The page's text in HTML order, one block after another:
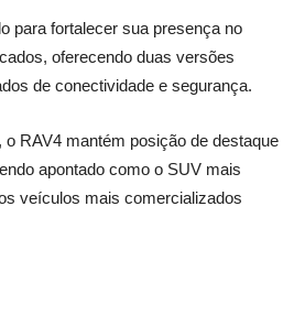
para fortalecer sua presença no
oferecendo duas versões
de conectividade e segurança.
o RAV4 mantém posição de destaque
apontado como o SUV mais
veículos mais comercializados